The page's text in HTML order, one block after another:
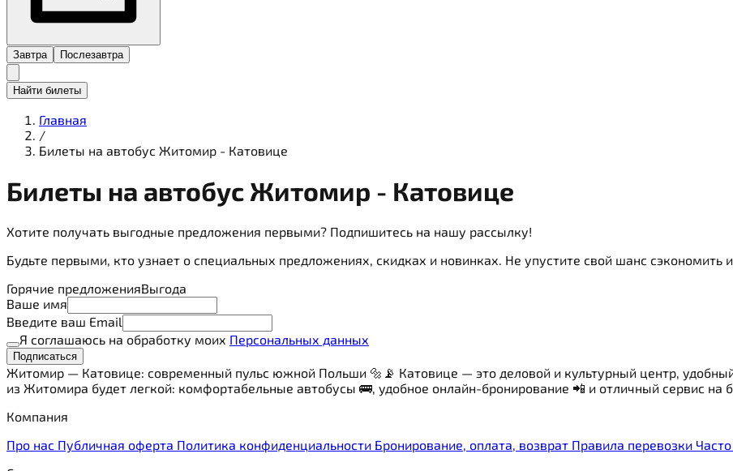
Завтра Послезавтра
Найти билеты
Главная
/
Билеты на автобус Житомир - Катовице
Билеты на автобус Житомир - Катовице
Хотите получать выгодные предложения первыми? Подпишитесь на нашу рассылку!
Будьте первыми, кто узнает о специальных предложениях, скидках и новинках. Не упустите свой шанс
Горячие предложенияВыгода
Ваше имя
Введите ваш Email
Я соглашаюсь на обработку моих Персональных данных
Подписаться
Житомир — Катовице: современный пульс южной Польши 🔩📡 Катовице — это деловой и культурный центр, удобный
из Житомира будет легкой: комфортабельные автобусы 🚌, удобное онлайн-бронирование 📲 и отличный сервис на
Компания
Про нас Публичная оферта Политика конфиденциальности Бронирование, оплата, возврат Правила перевозки